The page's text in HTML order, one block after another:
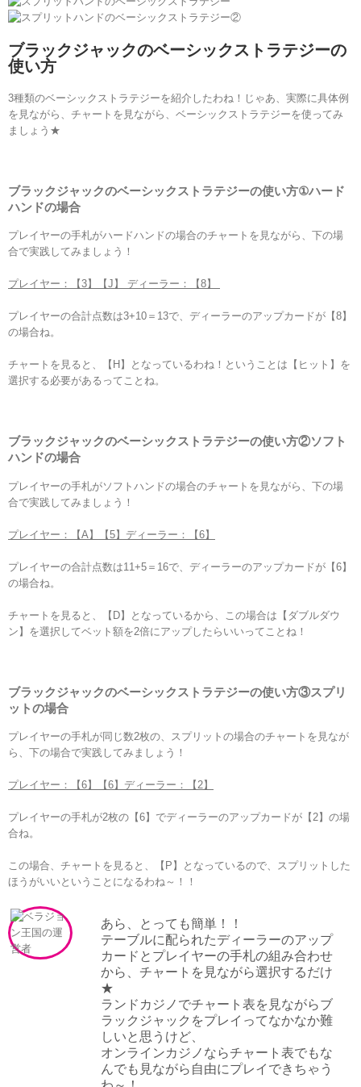
ブラックジャックのベーシックストラテジーの
使い方
3種類のベーシックストラテジーを紹介したわね！じゃあ、実際に具体例
を見ながら、チャートを見ながら、 ベーシックストラテジーを使ってみ
ましょう★
ブラックジャックのベーシックストラテジーの使い方①ハード
ハンドの場合
プレイヤーの手札がハードハンドの場合のチャートを見ながら、下の場
合で実践してみましょう！
プレイヤー：【3】【J】 ディーラー：【8】
プレイヤーの合計点数は3+10＝13で、ディーラーのアップカードが【8】
の場合ね。
チャートを見ると、【H】となっているわね！ということは【ヒット】を
選択する必要があるってことね。
ブラックジャックのベーシックストラテジーの使い方②ソフト
ハンドの場合
プレイヤーの手札がソフトハンドの場合のチャートを見ながら、下の場
合で実践してみましょう！
プレイヤー：【A】【5】ディーラー：【6】
プレイヤーの合計点数は11+5＝16で、ディーラーのアップカードが【6】
の場合ね。
チャートを見ると、【D】となっているから、この場合は【ダブルダウ
ン】を選択してベット額を2倍にアップしたらいいってことね！
ブラックジャックのベーシックストラテジーの使い方③スプリ
ットの場合
プレイヤーの手札が同じ数2枚の、スプリットの場合のチャートを見なが
ら、下の場合で実践してみましょう！
プレイヤー：【6】【6】ディーラー：【2】
プレイヤーの手札が2枚の【6】でディーラーのアップカードが【2】の場
合ね。
この場合、チャートを見ると、【P】となっているので、スプリットした
ほうがいいということになるわね～！！
あら、とっても簡単！！
テーブルに配られたディーラーのアップ
カードとプレイヤーの手札の組み合わせ
から、チャートを見ながら選択するだけ
★
ランドカジノでチャート表を見ながらブ
ラックジャックをプレイってなかなか難
しいと思うけど、
オンラインカジノならチャート表でもな
んでも見ながら自由にプレイできちゃう